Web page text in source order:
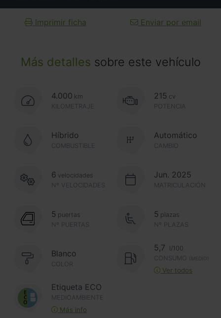
Más detalles sobre este vehículo
4.000 km
KILOMETRAJE
215 cv
POTENCIA
Híbrido
COMBUSTIBLE CAMBIO
Automático
Nº VELOCIDADES
6 velocidades Jun. 2025
MATRICULACIÓN
Nº PUERTAS
5 puertas
Nº PLAZAS
5 plazas
Blanco
COLOR
5,7
l/100
CONSUMO
(MEDIO)
Ver todos
Etiqueta ECO
MEDIOAMBIENTE
Más info
Imprimir ficha Enviar por email